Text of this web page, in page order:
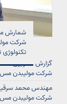
شمارش
شرکت
تکنولوژی
گزارش تصویری /
شرکت مولیبدن مس
مهندس محمد
شرکت مولیبدن مس